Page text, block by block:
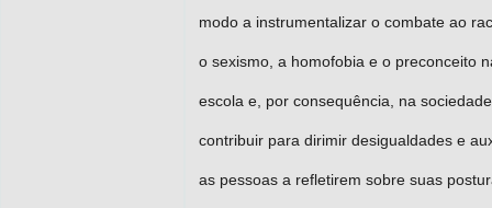
modo a instrumentalizar o combate ao
o sexismo, a homofobia e o preconceito
escola e, por consequência, na
contribuir para dirimir desigualdades e
as pessoas a refletirem sobre suas